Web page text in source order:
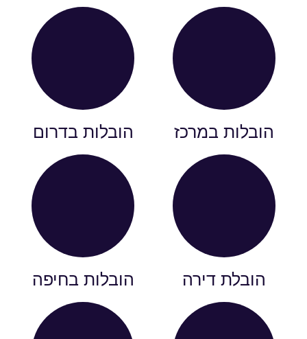
הובלות במרכז הובלות בדרום
הובלת דירה הובלות בחיפה